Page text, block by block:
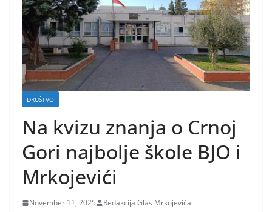
DRUŠTVO
Na kvizu znanja o Crnoj
Gori najbolje škole BJO i
Mrkojevići
November 11, 2025 Redakcija Glas Mrkojevića